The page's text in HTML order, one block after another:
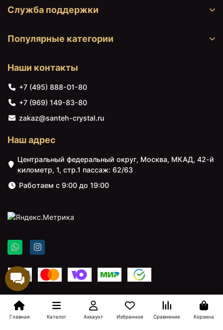
Служба поддержки
Популярные категории
Наши контакты
+7 (495) 888-01-80
+7 (969) 149-83-80
zakaz@santeh-crystal.ru
Наш адрес
Центральный федеральный округ, Москва, МКАД, 42-й
километр, 1, стр.1 пассаж: 62/63
Работаем с 9:00 до 19:00
Главная Каталог Аккаунт Избранное Сравнение Корзина